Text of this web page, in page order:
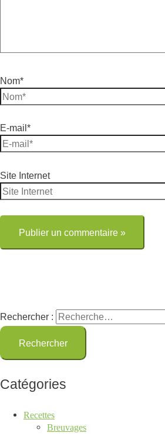
Rechercher :
Catégories
Recettes
Breuvages
Nom*
E-mail*
Site Internet